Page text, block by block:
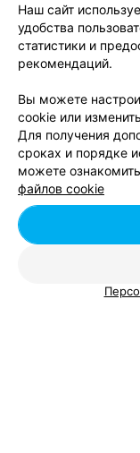
ЭФФЕКТИВНАЯ
Вам будет
Компьютерные
Наш сайт
удобства
статистики и
рекомендаций.
Вы можете
cookie или
Для получения
сроках и порядке
можете
файлов cookie